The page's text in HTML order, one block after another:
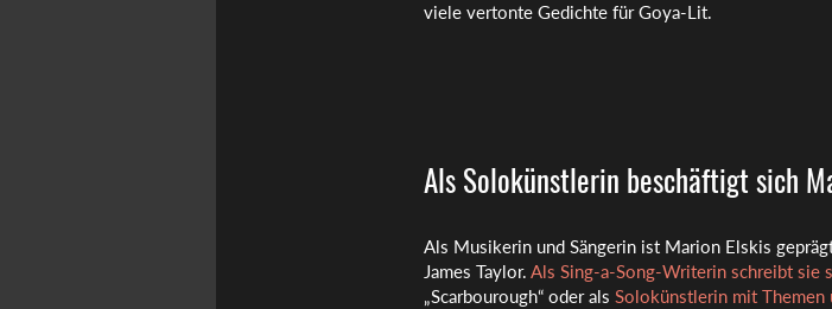
viele vertonte Gedichte für Goya-Lit.
Als Solokünstlerin beschäftigt sich
Als Musikerin und Sängerin ist Marion Elskis
James Taylor. Als Sing-a-Song-Writerin schreibt sie
„Scarbourough“ oder als Solokünstlerin mit Themen